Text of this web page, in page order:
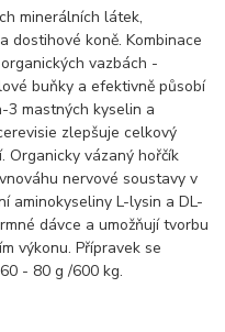
minerálních látek,
dostihové koně. Kombinace
vazbách -
buňky a efektivně působí
3 mastných kyselin a
zlepšuje celkový
Organicky vázaný hořčík
nervové soustavy v
aminokyseliny L-lysin a DL-
dávce a umožňují tvorbu
výkonu. Přípravek se
- 80 g /600 kg.